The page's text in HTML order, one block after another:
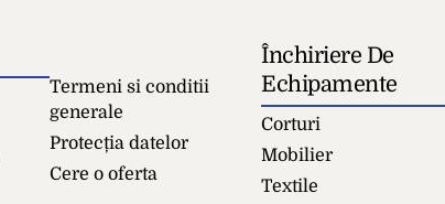
Termeni si conditii
generale
Protecția datelor
Cere o oferta
Închiriere De
Echipamente
Corturi
Mobilier
Textile